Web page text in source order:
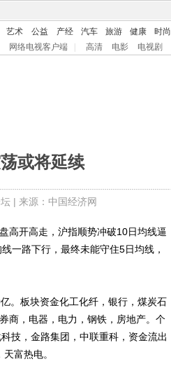
艺术 公益 产经 汽车 旅游 健康 时尚
网络电视客户端 高清 电影 电视剧
或将延续
| 来源：中国经济网
开高走，沪指顺势冲破10日均线逼
一路下行，最终未能守住5日均线，
板块资金化工化纤，银行，煤炭石
商，电器，电力，钢铁，房地产。个
技，金路集团，中联重科，资金流出
富热电。